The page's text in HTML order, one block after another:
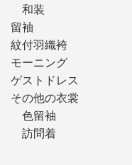
和装
留袖
紋付羽織袴
モーニング
ゲストドレス
その他の衣裳
色留袖
訪問着